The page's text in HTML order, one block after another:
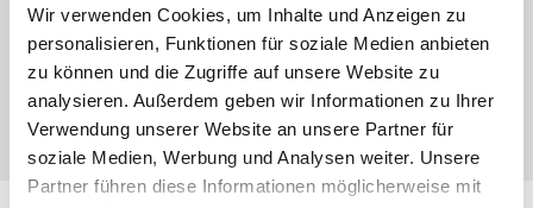
Wir verwenden Cookies, um Inhalte und Anzeigen zu
personalisieren, Funktionen für soziale Medien anbieten
zu können und die Zugriffe auf unsere Website zu
analysieren. Außerdem geben wir Informationen zu Ihrer
Verwendung unserer Website an unsere Partner für
soziale Medien, Werbung und Analysen weiter. Unsere
Partner führen diese Informationen möglicherweise mit
Mittwoch, 21. Oktober 2026, 17:30 Uhr
CVJM Heim, Weihergarten 17, 35689
Dillenburg